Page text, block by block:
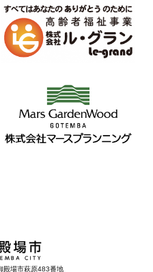
殿場市萩原483番地